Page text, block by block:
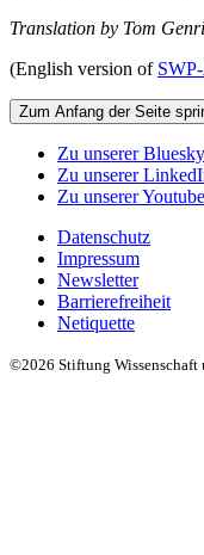
Translation by Tom
(English version of
Zum Anfang der Seite
Zu unserer
Zu unserer
Zu unserer
Datenschutz
Impressum
Newsletter
Barrierefreiheit
Netiquette
©2026 Stiftung